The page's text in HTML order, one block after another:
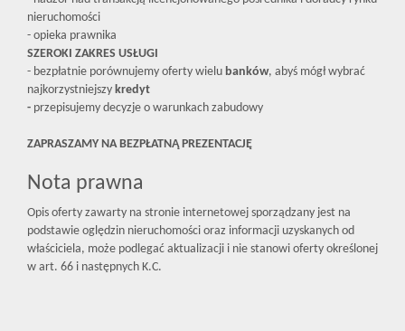
nieruchomości
- opieka prawnika
SZEROKI ZAKRES USŁUGI
- bezpłatnie porównujemy oferty wielu banków, abyś mógł wybrać
najkorzystniejszy kredyt
- przepisujemy decyzje o warunkach zabudowy
ZAPRASZAMY NA BEZPŁATNĄ PREZENTACJĘ
Nota prawna
Opis oferty zawarty na stronie internetowej sporządzany jest na
podstawie oględzin nieruchomości oraz informacji uzyskanych od
właściciela, może podlegać aktualizacji i nie stanowi oferty określonej
w art. 66 i następnych K.C.